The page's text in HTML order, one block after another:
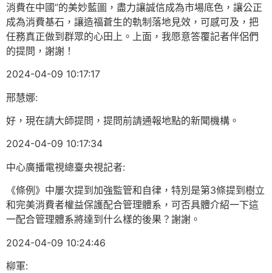
消費在中國”的美妙藍圖，盡力讓誠信成為市場底色，讓公正
成為消費基石，讓造福蒼生的軌制落地見效，可感可及，把
任務真正做到群眾的心田上。上面，我愿意答覆記者伴侶們
的提問，謝謝！
2024-04-09 10:17:17
邢慧娜:
好，現在請大師提問，提問前請通報地點的新聞機構。
2024-04-09 10:17:34
中心廣播電視總臺央視記者:
《條例》中屢次提到加強監管和自律，特別是第3條提到樹立
和完美消費者權益保護配合管理體系，可否具體介紹一下這
一配合管理體系將達到什么樣的後果？謝謝。
2024-04-09 10:24:46
柳軍: